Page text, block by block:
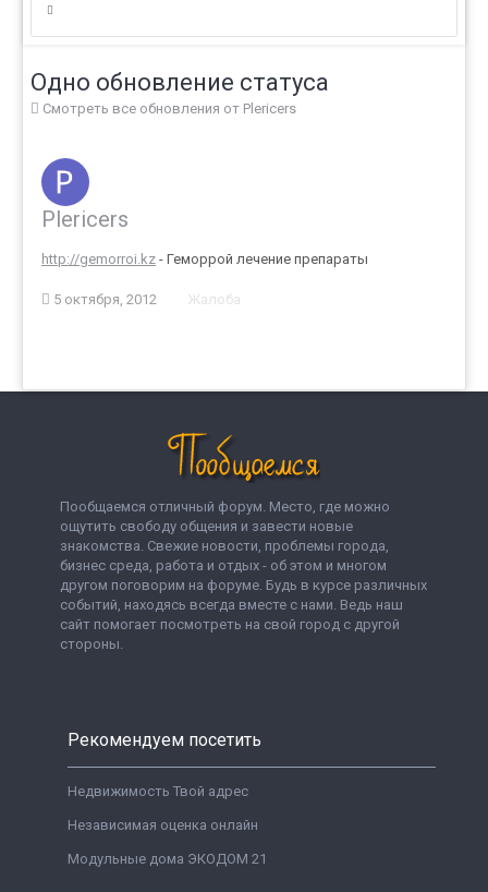
Одно обновление статуса
Смотреть все обновления от Plericers
Plericers
http://gemorroi.kz - Геморрой лечение препараты
5 октября, 2012 Жалоба
Пообщаемся отличный форум. Место, где можно
ощутить свободу общения и завести новые
знакомства. Свежие новости, проблемы города,
бизнес среда, работа и отдых - об этом и многом
другом поговорим на форуме. Будь в курсе различных
событий, находясь всегда вместе с нами. Ведь наш
сайт помогает посмотреть на свой город с другой
стороны.
Рекомендуем посетить
Недвижимость Твой адрес
Независимая оценка онлайн
Модульные дома ЭКОДОМ 21